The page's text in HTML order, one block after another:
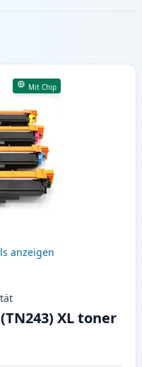
Mit Chip
anzeigen
XL toner